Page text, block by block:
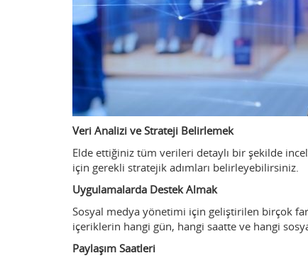
Veri Analizi ve Strateji Belirlemek
Elde ettiğiniz tüm verileri detaylı bir şekilde
için gerekli stratejik adımları belirleyebilirsiniz.
Uygulamalarda Destek Almak
Sosyal medya yönetimi için geliştirilen birçok
içeriklerin hangi gün, hangi saatte ve hangi
Paylaşım Saatleri